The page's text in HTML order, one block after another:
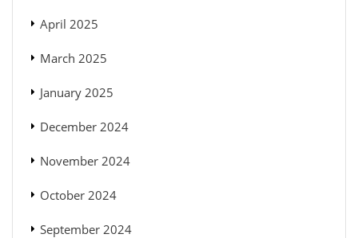
April 2025
March 2025
January 2025
December 2024
November 2024
October 2024
September 2024